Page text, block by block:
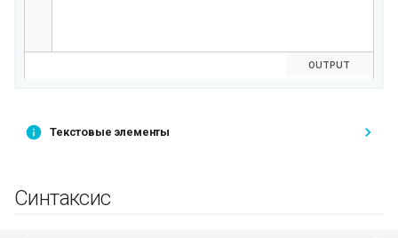
Текстовые элементы
Синтаксис